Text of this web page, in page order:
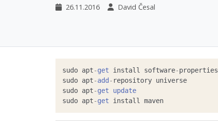
26.11.2016 David Česal
sudo apt-get install software-properties
sudo apt-add - repository universe
sudo apt-get
update
sudo apt-get install maven